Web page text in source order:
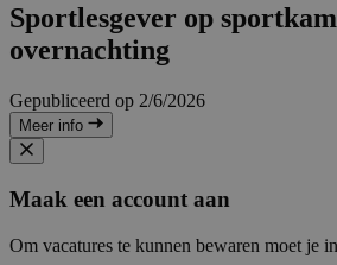
Sportlesgever op
overnachting
Gepubliceerd op 2/6/2026
Meer info
Maak een account aan
Om vacatures te kunnen bewaren moet je